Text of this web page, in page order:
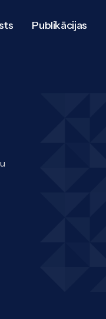
Publikācijas